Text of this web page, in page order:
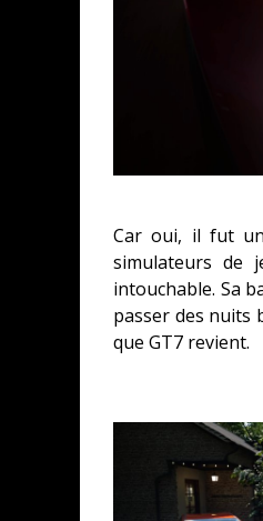
Car oui, il fut
simulateurs de
intouchable. Sa
passer des nuits
que GT7 revient.